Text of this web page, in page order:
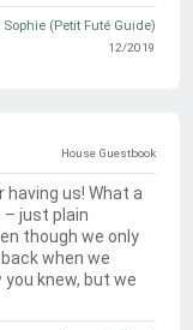
Sophie (Petit Futé Guide)
12/2019
having us! What a
– just plain
though we only
when we
knew, but we